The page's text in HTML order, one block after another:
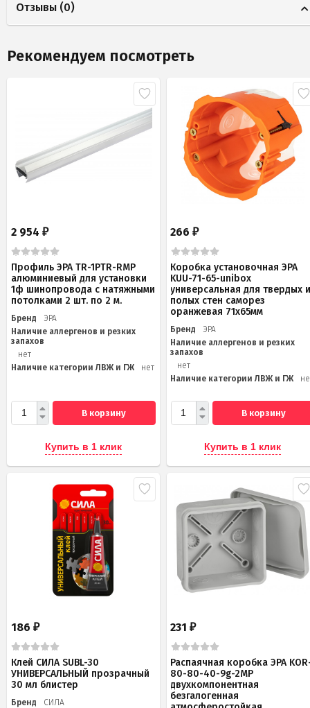
Отзывы (0)
Рекомендуем посмотреть
2 954 ₽
Профиль ЭРА TR-1PTR-RMP
алюминиевый для установки
1ф шинопровода с натяжными
потолками 2 шт. по 2 м.
Бренд
ЭРА
Наличие аллергенов и резких
запахов
нет
Наличие категории ЛВЖ и ГЖ
нет
В корзину
Купить в 1 клик
266₽
Коробка установочная ЭРА
KUU-71-65-unibox
универсальная для твердых
полых стен саморез
оранжевая 71х65мм
Бренд
ЭРА
Наличие аллергенов и резких
запахов
нет
Наличие категории ЛВЖ и ГЖ
В корзину
Купить в 1 клик
186 ₽
Клей СИЛА SUBL-30
УНИВЕРСАЛЬНЫЙ прозрачный
30 мл блистер
Бренд СИЛА
231₽
Распаячная коробка ЭРА
80-80-40-9g-2MP
двухкомпонентная
безгалогенная